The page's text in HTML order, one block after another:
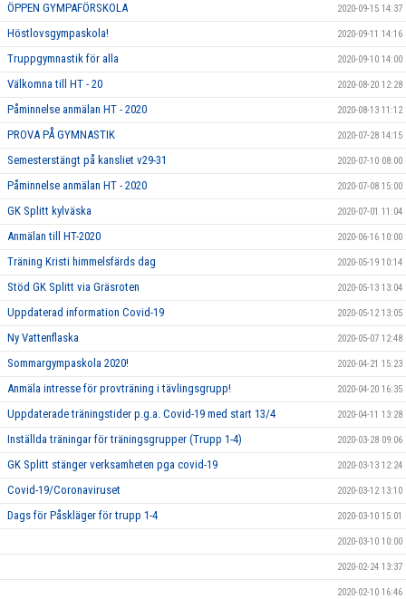
ÖPPEN GYMPAFÖRSKOLA 2020-09-15 14:37
Höstlovsgympaskola! 2020-09-11 14:16
Truppgymnastik för alla 2020-09-10 14:00
Välkomna till HT - 20 2020-08-20 12:28
Påminnelse anmälan HT - 2020 2020-08-13 11:12
PROVA PÅ GYMNASTIK 2020-07-28 14:15
Semesterstängt på kansliet v29-31 2020-07-10 08:00
Påminnelse anmälan HT - 2020 2020-07-08 15:00
GK Splitt kylväska 2020-07-01 11:04
Anmälan till HT-2020 2020-06-16 10:00
Träning Kristi himmelsfärds dag 2020-05-19 10:14
Stöd GK Splitt via Gräsroten 2020-05-13 13:04
Uppdaterad information Covid-19 2020-05-12 13:05
Ny Vattenflaska 2020-05-07 12:48
Sommargympaskola 2020! 2020-04-21 15:23
Anmäla intresse för provträning i tävlingsgrupp! 2020-04-20 16:35
Uppdaterade träningstider p.g.a. Covid-19 med start 13/4 2020-04-11 13:28
Inställda träningar för träningsgrupper (Trupp 1-4) 2020-03-28 09:06
GK Splitt stänger verksamheten pga covid-19 2020-03-13 12:24
Covid-19/Coronaviruset 2020-03-12 13:10
Dags för Påskläger för trupp 1-4 2020-03-10 15:01
2020-03-10 10:00
2020-02-24 13:37
2020-02-10 16:46